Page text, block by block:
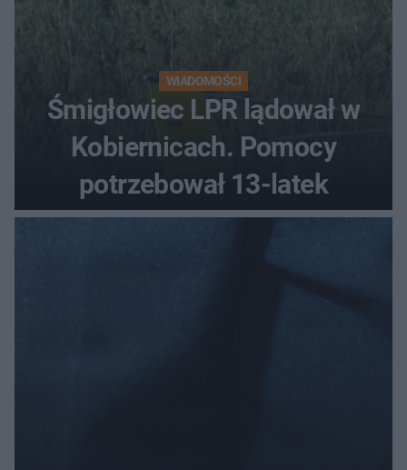
WIADOMOŚCI
Śmigłowiec LPR lądował w
Kobiernicach. Pomocy
potrzebował 13-latek